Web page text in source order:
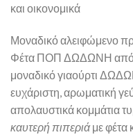
και οικονομικά
Μοναδικό αλειφώμενο
Φέτα ΠΟΠ ΔΩΔΩΝΗ από
μοναδικό γιαούρτι
ευχάριστη, αρωματική
απολαυστικά κομμάτια
καυτερή πιπεριάμε φέτα